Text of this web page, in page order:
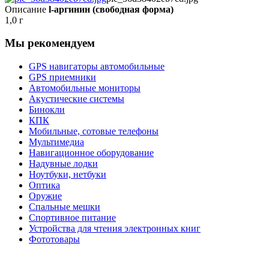
Описание l-аргинин (свободная форма)
1,0 г
Мы рекомендуем
GPS навигаторы автомобильные
GPS приемники
Автомобильные мониторы
Акустические системы
Бинокли
КПК
Мобильные, сотовые телефоны
Мультимедиа
Навигационное оборудование
Надувные лодки
Ноутбуки, нетбуки
Оптика
Оружие
Спальные мешки
Спортивное питание
Устройства для чтения электронных книг
Фототовары